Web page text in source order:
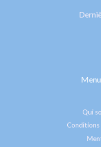
Qui
Conditions